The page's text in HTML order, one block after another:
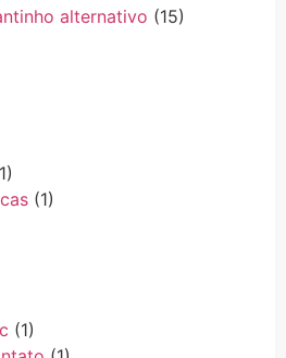
alternativo (15)
(1)
(1)